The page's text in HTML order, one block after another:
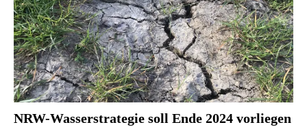
NRW-Wasserstrategie soll Ende 2024 vorliegen